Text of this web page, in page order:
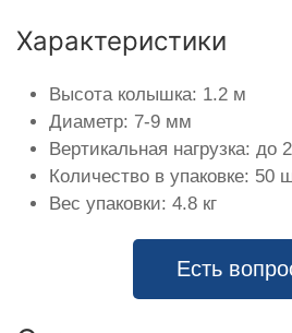
Характеристики
Высота колышка: 1.2 м
Диаметр: 7-9 мм
Вертикальная нагрузка: до
Количество в упаковке: 50
Вес упаковки: 4.8 кг
Есть